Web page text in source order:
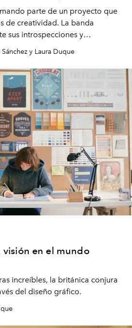
parte de un proyecto que
de creatividad. La banda
sus introspecciones y
y Laura Duque
visión en el mundo
increíbles, la británica conjura
del diseño gráfico.